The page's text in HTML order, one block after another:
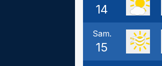
14
Sam.
15